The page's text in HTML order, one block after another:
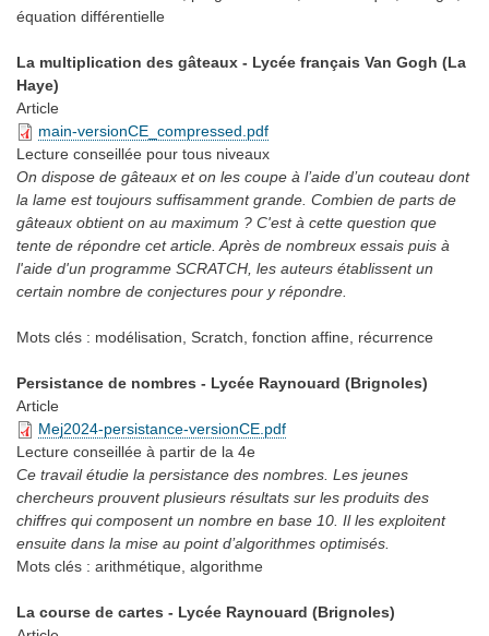
équation différentielle
La multiplication des gâteaux - Lycée français Van Gogh (La
Haye)
Article
main-versionCE_compressed.pdf
Lecture conseillée pour tous niveaux
On dispose de gâteaux et on les coupe à l’aide d’un couteau dont
la lame est toujours suffisamment grande. Combien de parts de
gâteaux obtient on au maximum ? C'est à cette question que
tente de répondre cet article. Après de nombreux essais puis à
l'aide d'un programme SCRATCH, les auteurs établissent un
certain nombre de conjectures pour y répondre.
Mots clés : modélisation, Scratch, fonction affine, récurrence
Persistance de nombres - Lycée Raynouard (Brignoles)
Article
Mej2024-persistance-versionCE.pdf
Lecture conseillée à partir de la 4e
Ce travail étudie la persistance des nombres. Les jeunes
chercheurs prouvent plusieurs résultats sur les produits des
chiffres qui composent un nombre en base 10. Il les exploitent
ensuite dans la mise au point d’algorithmes optimisés.
Mots clés : arithmétique, algorithme
La course de cartes - Lycée Raynouard (Brignoles)